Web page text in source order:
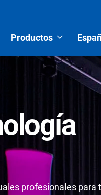
Productos
profesionales para